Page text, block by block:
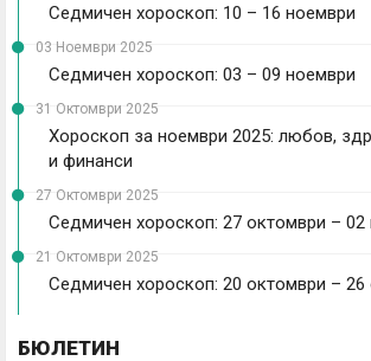
Седмичен хороскоп: 10 – 16 ноември
03 Ноември 2025
Седмичен хороскоп: 03 – 09 ноември
31 Октомври 2025
Хороскоп за ноември 2025: любов,
и финанси
27 Октомври 2025
Седмичен хороскоп: 27 октомври – 02
21 Октомври 2025
Седмичен хороскоп: 20 октомври – 26
БЮЛЕТИН